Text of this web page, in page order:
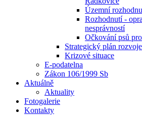
Územní
Rozhodnutí -
nesprávností
Očkování psů
Strategický plán
Krizové situace
E-podatelna
Zákon 106/1999 Sb
Aktuálně
Aktuality
Fotogalerie
Kontakty